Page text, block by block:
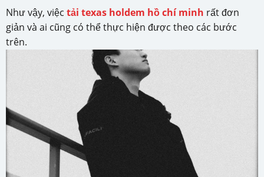
Như vậy, việc tải texas holdem hồ chí minh rất đơn
giản và ai cũng có thể thực hiện được theo các bước
trên.